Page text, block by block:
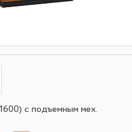
с подъемным мех.